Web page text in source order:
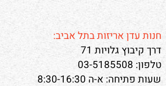
חנות עדן אריזות בתל אביב:
דרך קיבוץ גלויות 71
טלפון: 03-5185508
שעות פתיחה: א-ה 8:30-16:30